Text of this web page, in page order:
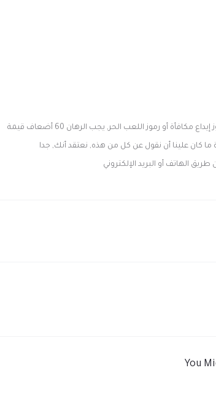
كيف يعمل البلاكجاك في الكازينوهات العربية. إذا وجدت بونت كازينو لا رموز إيداع مكافأة أو رموز اللعب الحر, يجب الرهان 60 أضعاف قيمة
كان علينا أن نقول عن كل من هذه, نعتقد أنك, جدا
الهاتف أو البريد الإلكتروني
You